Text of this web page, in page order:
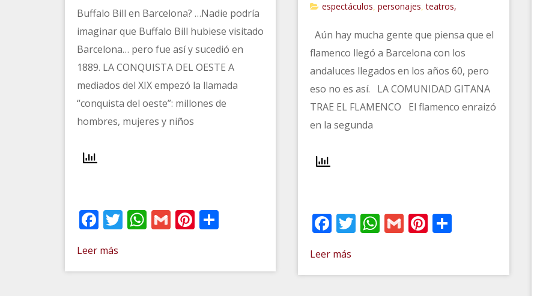
Buffalo Bill en Barcelona? …Nadie podría
imaginar que Buffalo Bill hubiese visitado
Barcelona… pero fue así y sucedió en
1889. LA CONQUISTA DEL OESTE A
mediados del XIX empezó la llamada
“conquista del oeste”: millones de
hombres, mujeres y niños
Facebook
Twitter
WhatsApp
GmailPinterest
Compartir
Leer más
espectáculos ,personajes ,teatros,
Aún hay mucha gente que piensa que el
flamenco llegó a Barcelona con los
andaluces llegados en los años 60, pero
eso no es así. LA COMUNIDAD GITANA
TRAE EL FLAMENCO El flamenco enraizó
en la segunda
Facebook
Twitter
WhatsApp
GmailPinterest
Leer más